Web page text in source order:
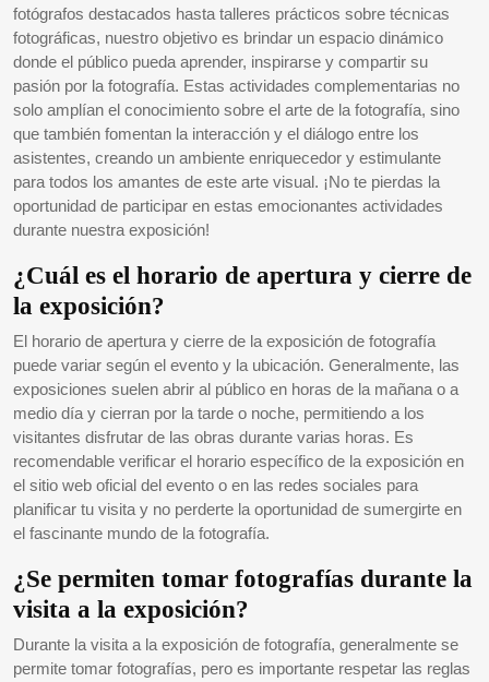
fotógrafos destacados hasta talleres prácticos sobre técnicas
fotográficas, nuestro objetivo es brindar un espacio dinámico
donde el público pueda aprender, inspirarse y compartir su
pasión por la fotografía. Estas actividades complementarias no
solo amplían el conocimiento sobre el arte de la fotografía, sino
que también fomentan la interacción y el diálogo entre los
asistentes, creando un ambiente enriquecedor y estimulante
para todos los amantes de este arte visual. ¡No te pierdas la
oportunidad de participar en estas emocionantes actividades
durante nuestra exposición!
¿Cuál es el horario de apertura y cierre de
la exposición?
El horario de apertura y cierre de la exposición de fotografía
puede variar según el evento y la ubicación. Generalmente, las
exposiciones suelen abrir al público en horas de la mañana o a
medio día y cierran por la tarde o noche, permitiendo a los
visitantes disfrutar de las obras durante varias horas. Es
recomendable verificar el horario específico de la exposición en
el sitio web oficial del evento o en las redes sociales para
planificar tu visita y no perderte la oportunidad de sumergirte en
el fascinante mundo de la fotografía.
¿Se permiten tomar fotografías durante la
visita a la exposición?
Durante la visita a la exposición de fotografía, generalmente se
permite tomar fotografías, pero es importante respetar las reglas